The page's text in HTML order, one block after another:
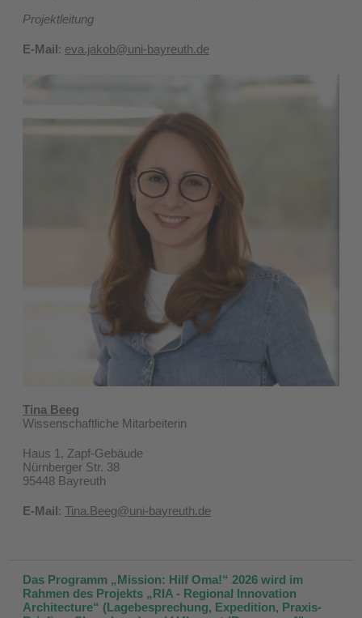
Projektleitung
E-Mail: eva.jakob@uni-bayreuth.de
Tina Beeg
Wissenschaftliche Mitarbeiterin
Haus 1, Zapf-Gebäude
Nürnberger Str. 38
95448 Bayreuth
E-Mail: Tina.Beeg@uni-bayreuth.de​
Das Programm „Mission: Hilf Oma!“ 2026 wird im
Rahmen des Projekts „RIA - Regional Innovation
Architecture“ (Lagebesprechung, Expedition, Praxis-